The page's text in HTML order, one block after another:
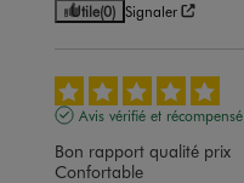
Utile(0) Signaler
Avis vérifié et récompensé
Bon rapport qualité prix
Confortable